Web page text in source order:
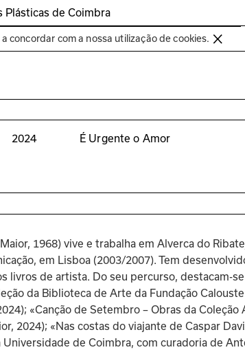
Plásticas de Coimbra
Bienal de Coimbra
concordar com a nossa utilização de cookies.
2024 É Urgente o Amor
1968) vive e trabalha em Alverca do
em Lisboa (2003/2007). Tem
livros de artista. Do seu percurso, destacam-
da Biblioteca de Arte da Fundação
«Canção de Setembro – Obras da Coleção
2024); «Nas costas do viajante de Caspar
de Coimbra, com curadoria de